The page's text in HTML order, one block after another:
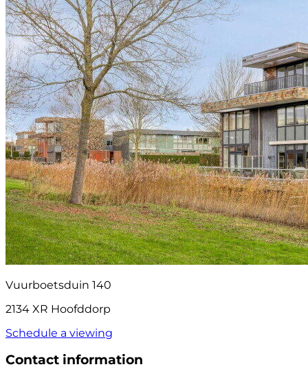
Vuurboetsduin 140
2134 XR Hoofddorp
Schedule a viewing
Contact information